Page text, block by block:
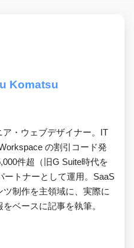
Komatsu
・ウェブデザイナー。IT
の割引コード発
件超（旧G Suite時代を
ートナーとして運用。SaaS
制作を主領域に、実際に
ベースに記事を執筆。